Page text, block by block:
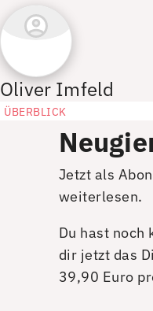
Oliver Imfeld
ÜBERBLICK
Jetzt als
weiterlesen.
Du hast noch
dir jetzt das
39,90 Euro